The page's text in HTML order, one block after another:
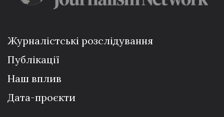
Журналістські розслідування
Публікації
Наш вплив
Дата-проєкти